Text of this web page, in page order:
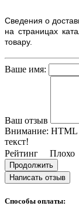
Сведения о
на страницах
товару.
Ваше имя:
Ваш отзыв
Внимание: HTML
текст!
Рейтинг Плохо
Продолжить
Написать отзыв
Способы оплаты: